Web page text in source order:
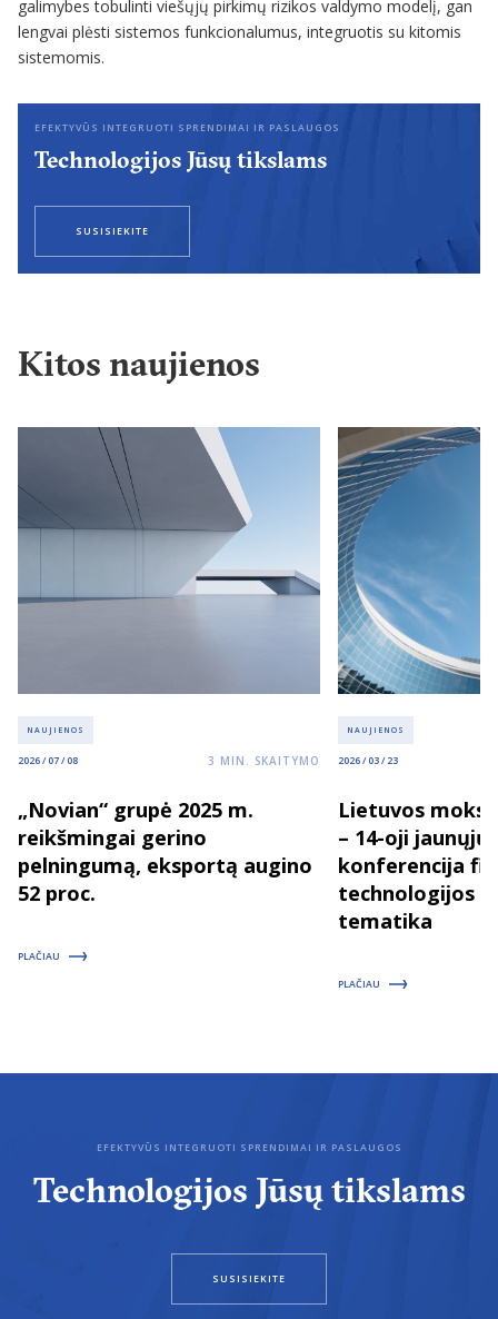
galimybes tobulinti viešųjų pirkimų rizikos valdymo modelį, gan
lengvai plėsti sistemos funkcionalumus, integruotis su kitomis
sistemomis.
EFEKTYVŪS INTEGRUOTI SPRENDIMAI IR PASLAUGOS
Technologijos Jūsų tikslams
SUSISIEKITE
Kitos naujienos
NAUJIENOS
2026 / 07 / 08 3 MIN. SKAITYMO
„Novian“ grupė 2025 m.
reikšmingai gerino
pelningumą, eksportą augino
52 proc.
PLAČIAU
NAUJIENOS
2026 / 03 / 23
Lietuvos
– 14-oji
konferencija
technologijos
tematika
PLAČIAU
EFEKTYVŪS INTEGRUOTI SPRENDIMAI IR PASLAUGOS
Technologijos Jūsų tikslams
SUSISIEKITE